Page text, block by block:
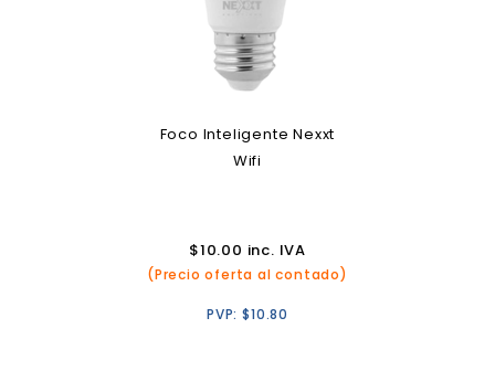
Foco Inteligente Nexxt
Wifi
$10.00 inc. IVA
(Precio oferta al contado)
PVP:$10.80